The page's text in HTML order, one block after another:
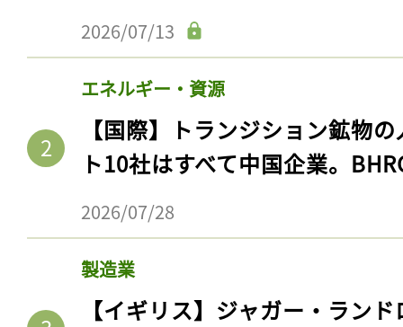
2026/07/13
エネルギー・資源
【国際】トランジション鉱物
ト10社はすべて中国企業。
2026/07/28
製造業
【イギリス】ジャガー・ラン
会員登録